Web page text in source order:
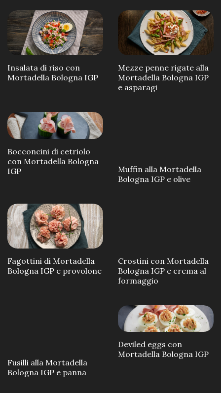
Insalata di riso con
Mortadella Bologna IGP
Mezze penne rigate alla
Mortadella Bologna IGP
e asparagi
Bocconcini di cetriolo
con Mortadella Bologna
IGP
Muffin alla Mortadella
Bologna IGP e olive
Fagottini di Mortadella
Bologna IGP e provolone
Crostini con Mortadella
Bologna IGP e crema al
formaggio
Fusilli alla Mortadella
Bologna IGP e panna
Deviled eggs con
Mortadella Bologna IGP